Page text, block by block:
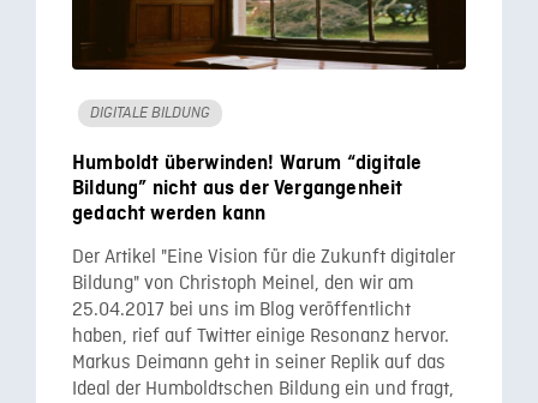
DIGITALE BILDUNG
Humboldt überwinden! Warum “digitale
Bildung” nicht aus der Vergangenheit
gedacht werden kann
Der Artikel "Eine Vision für die Zukunft digitaler
Bildung" von Christoph Meinel, den wir am
25.04.2017 bei uns im Blog veröffentlicht
haben, rief auf Twitter einige Resonanz hervor.
Markus Deimann geht in seiner Replik auf das
Ideal der Humboldtschen Bildung ein und fragt,